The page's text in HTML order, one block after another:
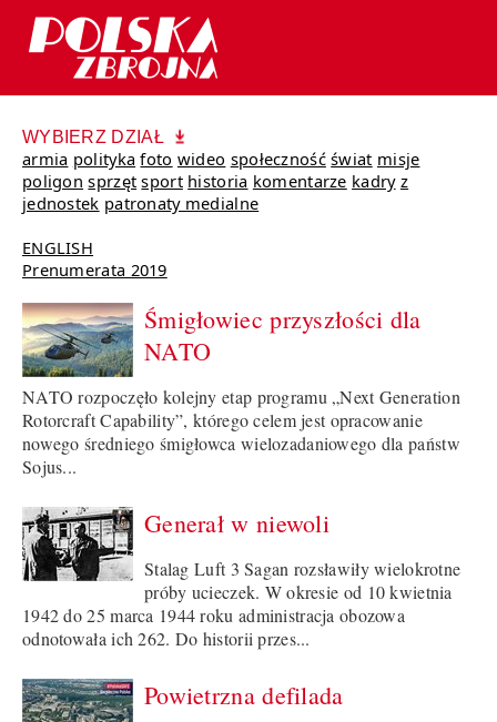
WYBIERZ DZIAŁ
armia polityka foto wideo społeczność świat misje
poligon sprzęt sport historia komentarze kadry z
jednostek patronaty medialne
ENGLISH
Prenumerata 2019
Śmigłowiec przyszłości dla
NATO
NATO rozpoczęło kolejny etap programu „Next Generation
Rotorcraft Capability”, którego celem jest opracowanie
nowego średniego śmigłowca wielozadaniowego dla państw
Sojus...
Generał w niewoli
Stalag Luft 3 Sagan rozsławiły wielokrotne
próby ucieczek. W okresie od 10 kwietnia
1942 do 25 marca 1944 roku administracja obozowa
odnotowała ich 262. Do historii przes...
Powietrzna defilada